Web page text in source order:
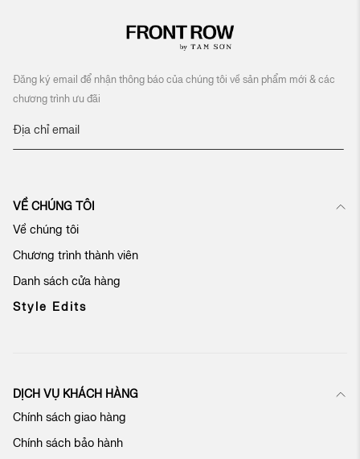
Đăng ký email để nhận thông báo của chúng tôi về sản phẩm mới & các
chương trình ưu đãi
Đ
ý
n
ậ
n
b
ả
c
ủ
a
h
VỀ CHÚNG TÔI
Về chúng tôi
Chương trình thành viên
Danh sách cửa hàng
Style Edits
DỊCH VỤ KHÁCH HÀNG
Chính sách giao hàng
Chính sách bảo hành